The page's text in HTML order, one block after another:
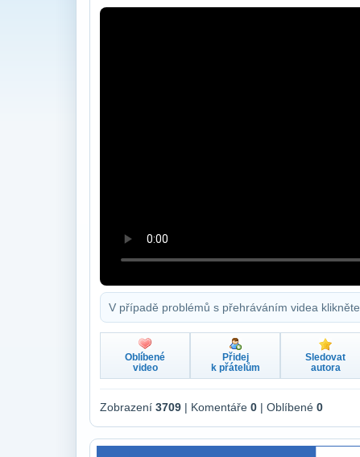
V případě problémů s přehráváním videa klikněte
Oblíbené
video
Přidej
k přátelům
Sledovat
autora
Zobrazení 3709 | Komentáře 0 | Oblíbené 0